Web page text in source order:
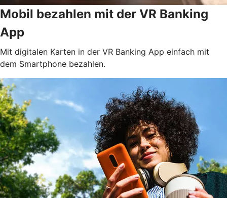
Mobil bezahlen mit der VR Banking
App
Mit digitalen Karten in der VR Banking App einfach mit
dem Smartphone bezahlen.